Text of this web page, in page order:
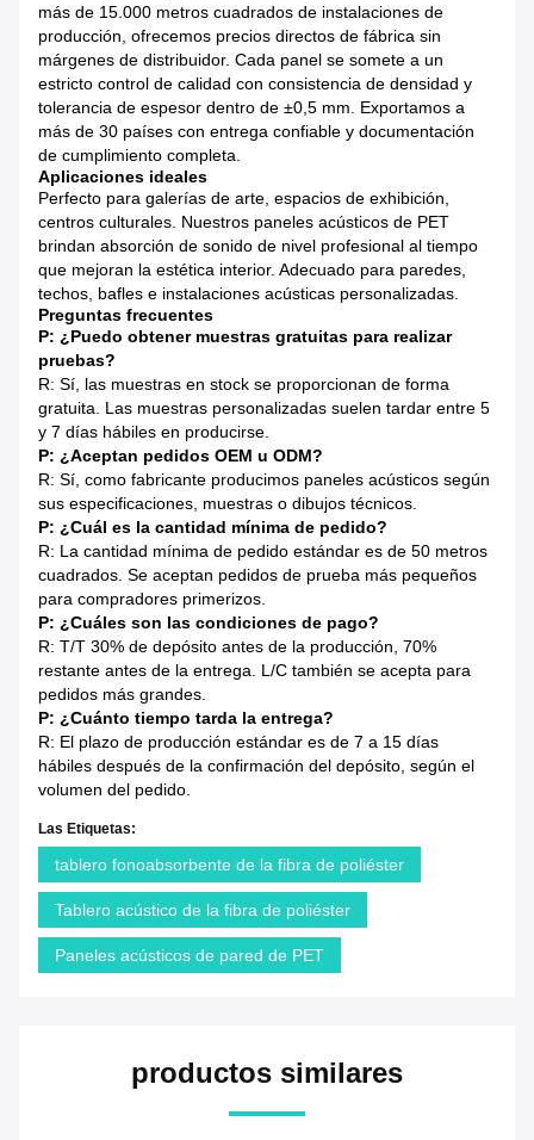
más de 15.000 metros cuadrados de instalaciones de
producción, ofrecemos precios directos de fábrica sin
márgenes de distribuidor. Cada panel se somete a un
estricto control de calidad con consistencia de densidad y
tolerancia de espesor dentro de ±0,5 mm. Exportamos a
más de 30 países con entrega confiable y documentación
de cumplimiento completa.
Aplicaciones ideales
Perfecto para galerías de arte, espacios de exhibición,
centros culturales. Nuestros paneles acústicos de PET
brindan absorción de sonido de nivel profesional al tiempo
que mejoran la estética interior. Adecuado para paredes,
techos, bafles e instalaciones acústicas personalizadas.
Preguntas frecuentes
P: ¿Puedo obtener muestras gratuitas para realizar
pruebas?
R: Sí, las muestras en stock se proporcionan de forma
gratuita. Las muestras personalizadas suelen tardar entre 5
y 7 días hábiles en producirse.
P: ¿Aceptan pedidos OEM u ODM?
R: Sí, como fabricante producimos paneles acústicos según
sus especificaciones, muestras o dibujos técnicos.
P: ¿Cuál es la cantidad mínima de pedido?
R: La cantidad mínima de pedido estándar es de 50 metros
cuadrados. Se aceptan pedidos de prueba más pequeños
para compradores primerizos.
P: ¿Cuáles son las condiciones de pago?
R: T/T 30% de depósito antes de la producción, 70%
restante antes de la entrega. L/C también se acepta para
pedidos más grandes.
P: ¿Cuánto tiempo tarda la entrega?
R: El plazo de producción estándar es de 7 a 15 días
hábiles después de la confirmación del depósito, según el
volumen del pedido.
Las Etiquetas:
tablero fonoabsorbente de la fibra de poliéster
Tablero acústico de la fibra de poliéster
Paneles acústicos de pared de PET
productos similares